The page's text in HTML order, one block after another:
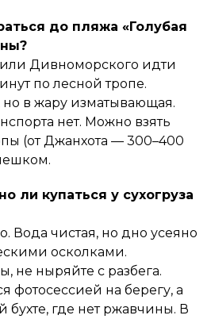
до пляжа «Голубая
Дивноморского идти
по лесной тропе.
но в жару изматывающая.
нет. Можно взять
(от Джанхота — 300–400
ли купаться у сухогруза
Вода чистая, но дно усеяно
осколками.
не ныряйте с разбега.
фотосессией на берегу, а
бухте, где нет ржавчины. В